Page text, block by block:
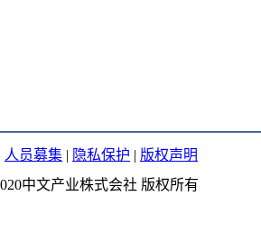
人员募集 | 隐私保护 | 版权声明
中文产业株式会社 版权所有